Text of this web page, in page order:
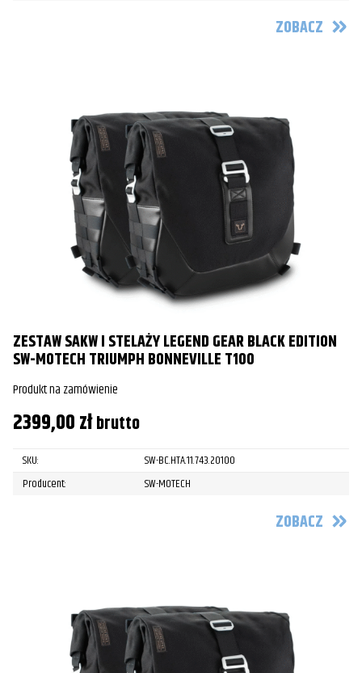
ZOBACZ
ZESTAW SAKW I STELAŻY LEGEND GEAR BLACK EDITION
SW-MOTECH TRIUMPH BONNEVILLE T100
Produkt na zamówienie
2399,00złbrutto
SKU:
SW-BC.HTA.11.743.20100
Producent:
SW-MOTECH
ZOBACZ